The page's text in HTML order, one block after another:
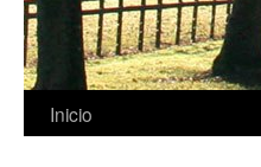
Saltar
Inicio